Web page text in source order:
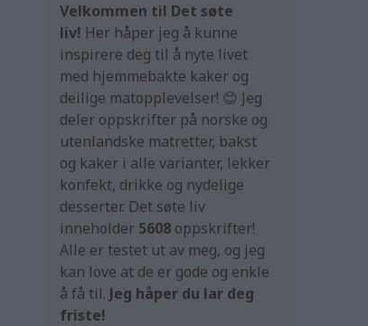
Velkommen til Det søte
liv! Her håper jeg å kunne
inspirere deg til å nyte livet
med hjemmebakte kaker og
deilige matopplevelser! 😊 Jeg
deler oppskrifter på norske og
utenlandske matretter, bakst
og kaker i alle varianter, lekker
konfekt, drikke og nydelige
desserter. Det søte liv
inneholder 5608 oppskrifter!
Alle er testet ut av meg, og jeg
kan love at de er gode og enkle
å få til. Jeg håper du lar deg
friste!